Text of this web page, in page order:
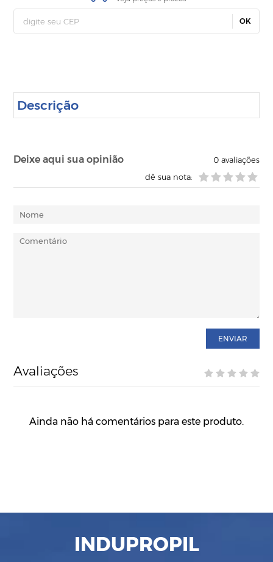
OK
Descrição
Deixe aqui sua opinião 0avaliações
dê sua nota:
ENVIAR
Avaliações
Ainda não há comentários para este produto.
INDUPROPIL